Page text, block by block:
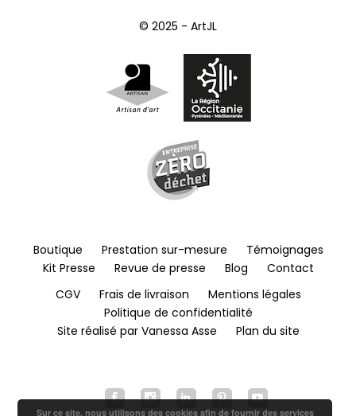
© 2025 - ArtJL
Boutique Prestation sur-mesure
Témoignages
Kit Presse
Revue de presse Blog
Contact
CGV
Frais de livraison
Mentions légales
Politique de confidentialité
Site réalisé par Vanessa Asse
Plan du site
Sur ce site, nous utilisons des cookies afin de fournir des services